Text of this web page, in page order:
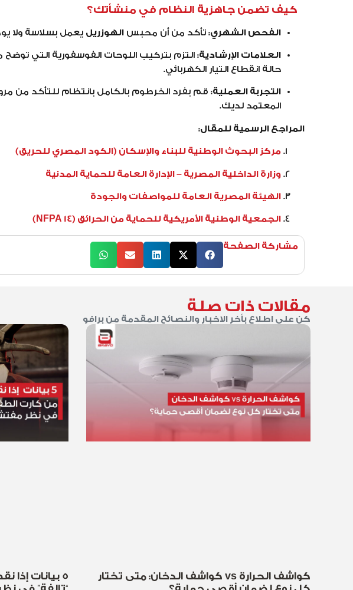
كيف تضمن جاهزية النظام في منشأتك؟
الفحص الشهري: تأكد من أن محبس الهوزريل يعمل بسلاسة ولا
العلامات الإرشادية: التزم بتركيب اللوحات الفوسفورية التي
حالة انقطاع التيار الكهربائي.
التجربة العملية: قم بفرد الخرطوم بالكامل بانتظام للتأكد من
المعتمد لديك.
المراجع الرسمية للمقال:
مركز البحوث الوطنية للبناء والإسكان (الكود المصري للحريق)
وزارة الداخلية المصرية – الإدارة العامة للحماية المدنية
الهيئة المصرية العامة للمواصفات والجودة
الجمعية الوطنية الأمريكية للحماية من الحرائق (NFPA 14)
مشاركة الصفحة
مقالات ذات صلة
كن على اطلاع بأخر الاخبار والنصائح المقدمة من برافو
كواشف الحرارة vs كواشف الدخان: متى تختار
5 بيانات